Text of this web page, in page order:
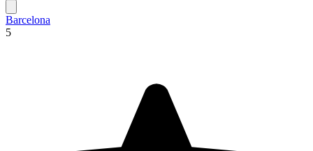
Barcelona
5